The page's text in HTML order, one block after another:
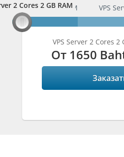
here we go
2 Cores 2 GB RAM
2 Cores 2 GB RAM VPS
VPS Server 2 Cores 2
От 1650